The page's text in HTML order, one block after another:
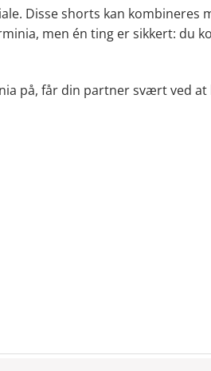
Disse shorts kan kombineres
men én ting er sikkert: du
på, får din partner svært ved